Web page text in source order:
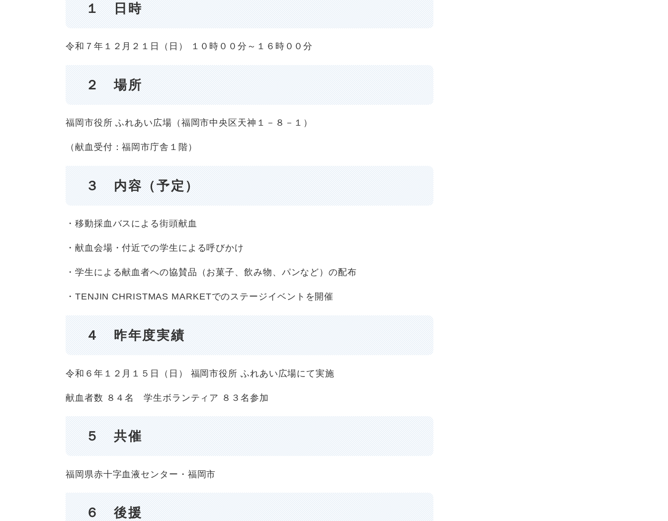
１ 日時
令和７年１２月２１日（日） １０時００分～１６時００分
２ 場所
福岡市役所 ふれあい広場（福岡市中央区天神１－８－１）
（献血受付：福岡市庁舎１階）
３ 内容（予定）
​・移動採血バスによる街頭献血
・献血会場・付近での学生による呼びかけ
・学生による献血者への協賛品（お菓子、飲み物、パンなど）の配布
・TENJIN CHRISTMAS MARKETでのステージイベントを開催
４ 昨年度実績
令和６年１２月１５日（日） 福岡市役所 ふれあい広場にて実施
献血者数 ８４名 学生ボランティア ８３名参加
５ 共催
福岡県赤十字血液センター・福岡市
６ 後援